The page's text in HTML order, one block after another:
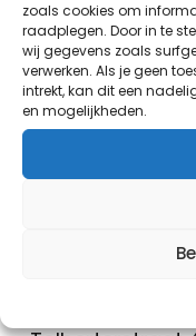
zoals cookies om
raadplegen. Door in te
wij gegevens zoals
verwerken. Als je geen
intrekt, kan dit een
en mogelijkheden.
E-mail je tip
Algemeen